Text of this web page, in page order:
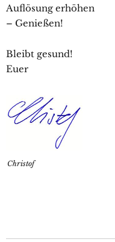
Auflösung erhöhen
– Genießen!
Bleibt gesund!
Euer
Christof